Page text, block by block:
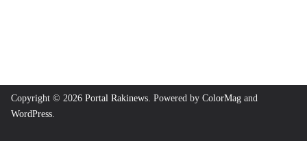
Copyright © 2026 Portal Rakinews. Powered by ColorMag and
WordPress.